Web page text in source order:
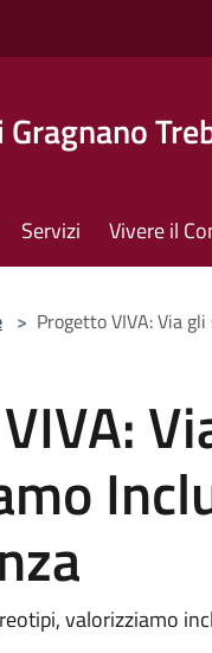
Servizi Vivere il
> Progetto VIVA: Via
valorizziamo